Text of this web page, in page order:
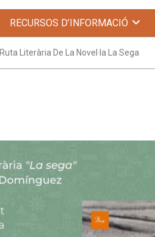
RECURSOS D’INFORMACIÓ
Ruta Literària De La Novel·la La Sega